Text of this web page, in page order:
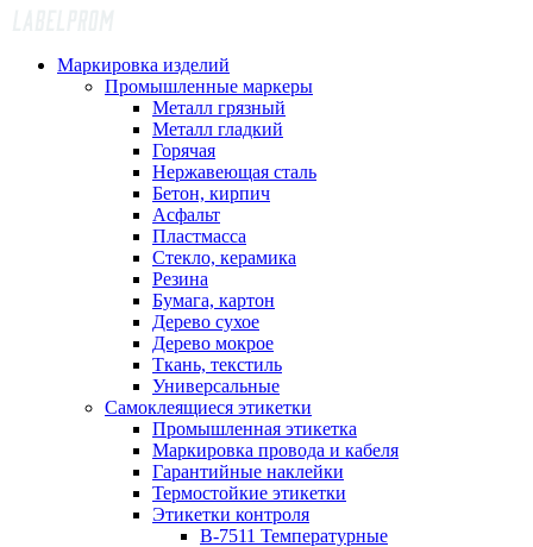
Маркировка изделий
Промышленные маркеры
Металл грязный
Металл гладкий
Горячая
Нержавеющая сталь
Бетон, кирпич
Асфальт
Пластмасса
Стекло, керамика
Резина
Бумага, картон
Дерево сухое
Дерево мокрое
Ткань, текстиль
Универсальные
Самоклеящиеся этикетки
Промышленная этикетка
Маркировка провода и кабеля
Гарантийные наклейки
Термостойкие этикетки
Этикетки контроля
B-7511 Температурные